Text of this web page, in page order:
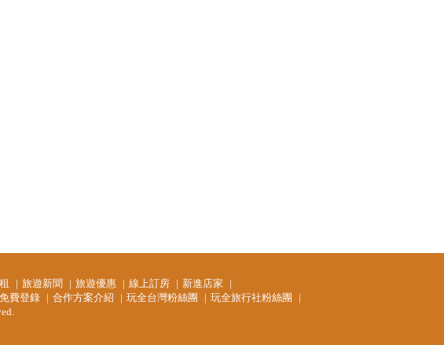
旅遊新聞 旅遊優惠 線上訂房
新進店家
費登錄 合作方案介紹 玩全台灣粉絲團
玩全旅行社粉絲團